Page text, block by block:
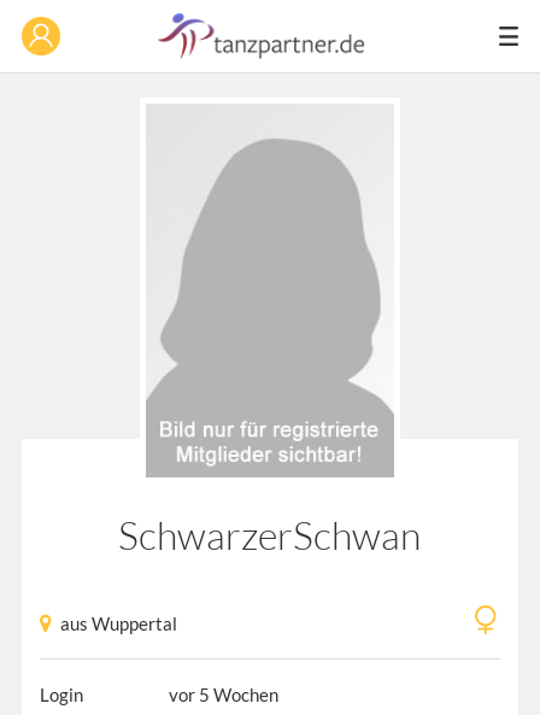
SchwarzerSchwan
aus Wuppertal
Login
vor 5 Wochen